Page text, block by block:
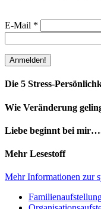
E-Mail *
Die 5 Stress-
Wie Veränderung
Liebe beginnt bei
Mehr Lesestoff
Mehr Informationen zur